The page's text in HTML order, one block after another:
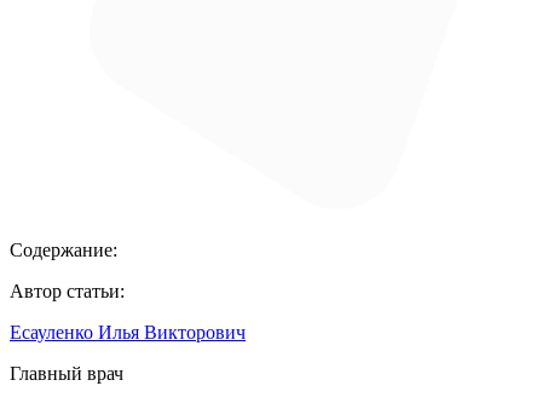
Содержание:
Автор статьи:
Есауленко Илья Викторович
Главный врач